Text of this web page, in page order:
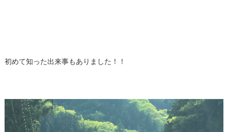
初めて知った出来事もありました！！